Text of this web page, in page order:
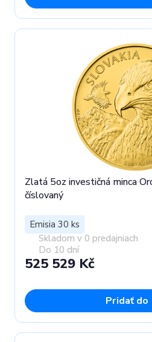
Zlatá 5oz investičná minca
číslovaný
Emisia 30 ks
Skladom v 0 predajniach
Do 10 dní
525 529 Kč
Pridať do